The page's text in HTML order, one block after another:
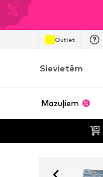
Outlet
Sievietēm
Mazuļiem